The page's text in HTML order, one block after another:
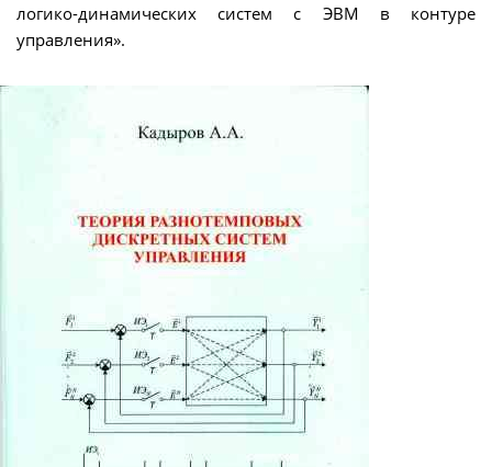
логико-динамических систем с ЭВМ в контуре
управления».